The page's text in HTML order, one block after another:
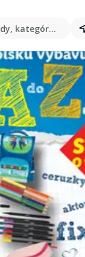
kategórie,